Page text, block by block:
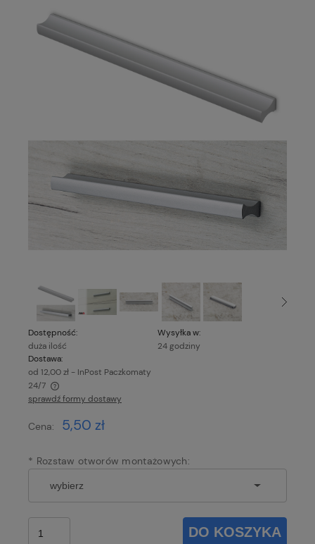
Dostępność:
duża ilość
Wysyłka w:
24 godziny
Dostawa:
od 12,00 zł - InPost Paczkomaty
24/7
Cena nie zawiera ewentualnych kosztów płatności
sprawdź formy dostawy
Cena: 5,50 zł
* Rozstaw otworów montażowych:
DO KOSZYKA